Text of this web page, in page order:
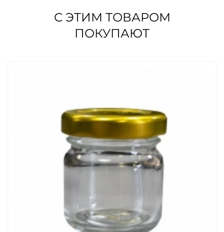
С ЭТИМ ТОВАРОМ
ПОКУПАЮТ